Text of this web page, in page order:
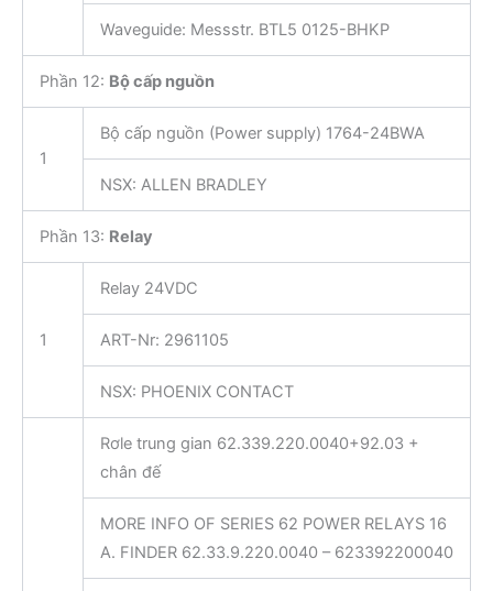
Waveguide: Messstr. BTL5 0125-BHKP
Phần 12: Bộ cấp nguồn
1
Bộ cấp nguồn (Power supply) 1764-24BWA
NSX: ALLEN BRADLEY
Phần 13: Relay
1
Relay 24VDC
ART-Nr: 2961105
NSX: PHOENIX CONTACT
Rơle trung gian 62.339.220.0040+92.03 +
chân đế
MORE INFO OF SERIES 62 POWER RELAYS 16
A. FINDER 62.33.9.220.0040 – 623392200040